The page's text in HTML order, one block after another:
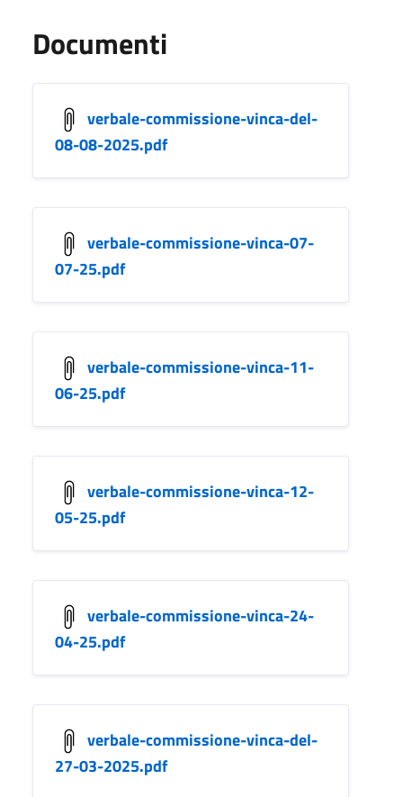
Documenti
verbale-commissione-vinca-del-
08-08-2025.pdf
verbale-commissione-vinca-07-
07-25.pdf
verbale-commissione-vinca-11-
06-25.pdf
verbale-commissione-vinca-12-
05-25.pdf
verbale-commissione-vinca-24-
04-25.pdf
verbale-commissione-vinca-del-
27-03-2025.pdf